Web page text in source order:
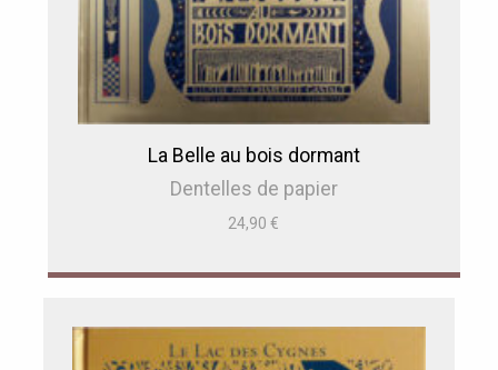
La Belle au bois dormant
Dentelles de papier
24,90€